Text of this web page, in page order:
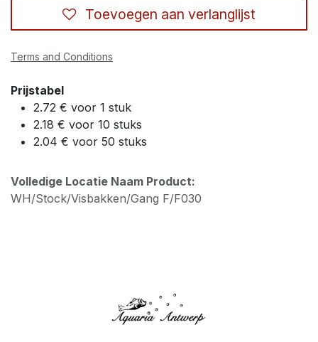
Toevoegen aan verlanglijst
Terms and Conditions
Prijstabel
2.72 € voor 1 stuk
2.18 € voor 10 stuks
2.04 € voor 50 stuks
Volledige Locatie Naam Product:
WH/Stock/Visbakken/Gang F/F030